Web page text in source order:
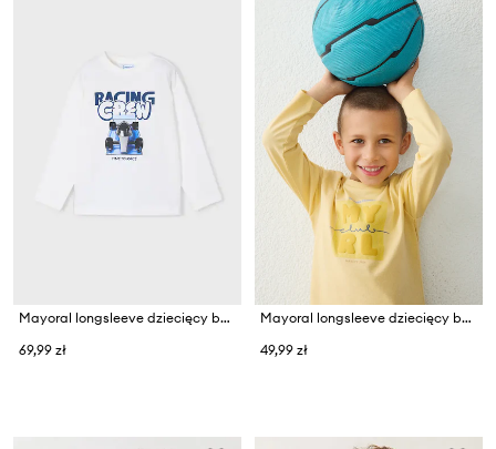
Mayoral longsleeve dziecięcy bawełniany
69,99 zł
Mayoral longsleeve dziecięcy bawełniany
49,99 zł